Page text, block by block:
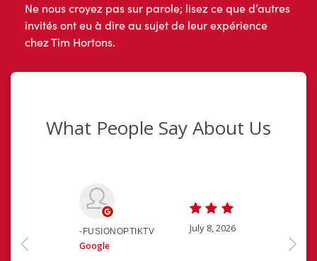
Ne nous croyez pas sur parole; lisez ce que d’autres
invités ont eu à dire au sujet de leur expérience
chez Tim Hortons.